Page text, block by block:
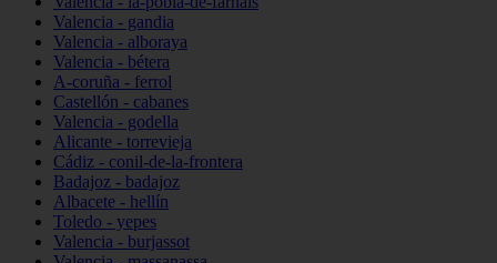
Valencia - gandia
Valencia - alboraya
Valencia - bétera
A-coruña - ferrol
Castellón - cabanes
Valencia - godella
Alicante - torrevieja
Cádiz - conil-de-la-frontera
Badajoz - badajoz
Albacete - hellín
Toledo - yepes
Valencia - burjassot